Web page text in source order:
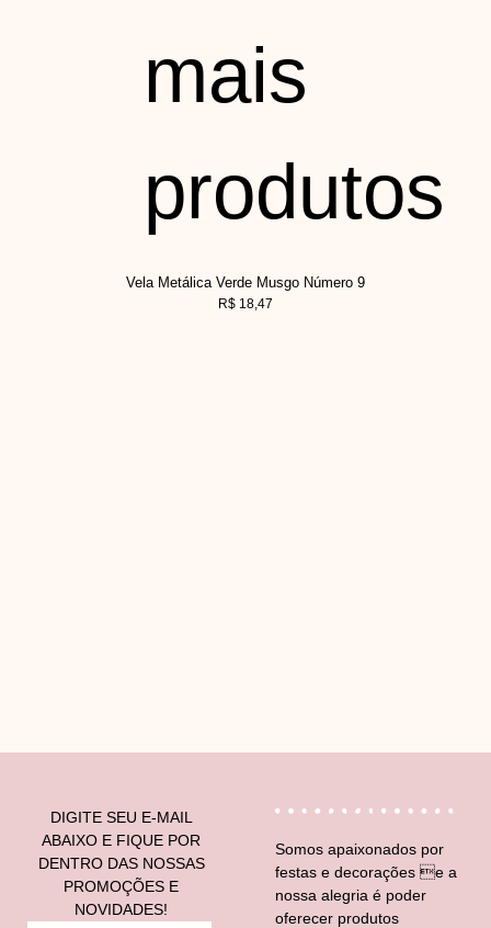
mais
produtos
Vela Metálica Verde Musgo Número 9
R$ 18,47
DIGITE SEU E-MAIL
ABAIXO E FIQUE POR
DENTRO DAS NOSSAS
PROMOÇÕES E
NOVIDADES!
Somos apaixonados por
festas e decorações e a
nossa alegria é poder
oferecer produtos